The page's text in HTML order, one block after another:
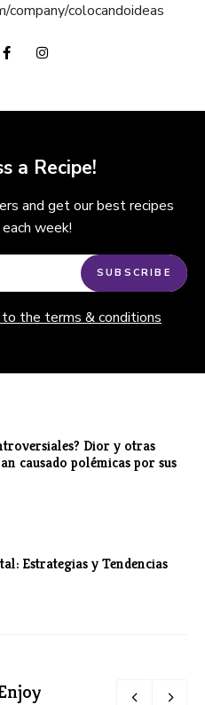
colocandoideas
a Recipe!
and get our best recipes
week!
to the terms & conditions
Dior y otras
causado polémicas por sus
Estrategias y Tendencias